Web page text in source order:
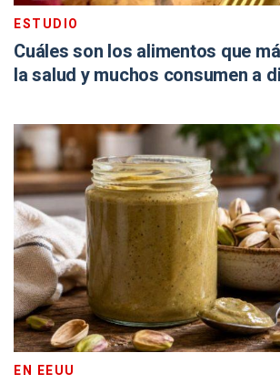
ESTUDIO
Cuáles son los alimentos que
la salud y muchos consumen a
EN EEUU